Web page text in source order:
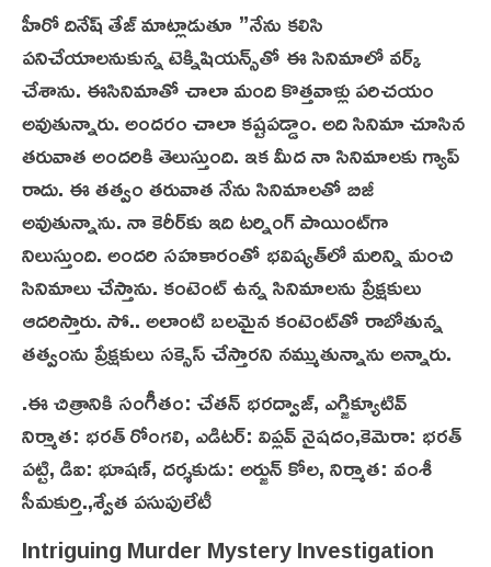
హీరో దినేష్‌ తేజ్‌ మాట్లాడుతూ ”నేను కలిసి
పనిచేయాలనుకున్న టెక్నిషియన్స్‌తో ఈ సినిమాలో వర్క్‌
చేశాను. ఈసినిమాతో చాలా మంది కొత్తవాళ్లు పరిచయం
అవుతున్నారు. అందరం చాలా కష్టపడ్డాం. అది సినిమా చూసిన
తరువాత అందరికి తెలుస్తుంది. ఇక మీద నా సినిమాలకు గ్యాప్‌
రాదు. ఈ తత్వం తరువాత నేను సినిమాలతో బిజీ
అవుతున్నాను. నా కెరీర్‌కు ఇది టర్నింగ్‌ పాయింట్‌గా
నిలుస్తుంది. అందరి సహకారంతో భవిష్యత్‌లో మరిన్ని మంచి
సినిమాలు చేస్తాను. కంటెంట్‌ ఉన్న సినిమాలను ప్రేక్షకులు
ఆదరిస్తారు. సో.. అలాంటి బలమైన కంటెంట్‌తో రాబోతున్న
తత్వంను ప్రేక్షకులు సక్సెస్‌ చేస్తారని నమ్ముతున్నాను అన్నారు.
.ఈ చిత్రానికి సంగీతం: చేతన్ భరద్వాజ్‌, ఎగ్జిక్యూటివ్‌
నిర్మాత: భరత్‌ రోంగలి, ఎడిటర్‌: విప్లవ్‌ నైషదం,కెమెరా: భరత్‌
పట్టి, డిఐ: భూషణ్‌, దర్శకుడు: అర్జున్‌ కోల, నిర్మాత: వంశీ
సీమకుర్తి.,శ్వేత పసుపులేటీ
Intriguing Murder Mystery Investigation